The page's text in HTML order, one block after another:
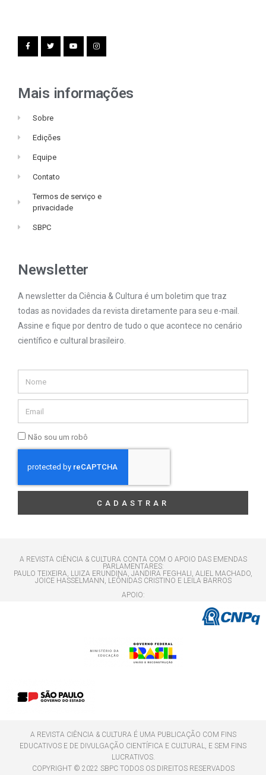
Mais informações
Sobre
Edições
Equipe
Contato
Termos de serviço e
privacidade
SBPC
Newsletter
A newsletter da Ciência & Cultura é um boletim que traz
todas as novidades da revista diretamente para seu e-mail.
Assine e fique por dentro de tudo o que acontece no cenário
científico e cultural brasileiro.
Não sou um robô
CADASTRAR
A REVISTA CIÊNCIA & CULTURA CONTA COM O APOIO DAS EMENDAS
PARLAMENTARES:
PAULO TEIXEIRA, LUIZA ERUNDINA, JANDIRA FEGHALI, ALIEL MACHADO,
JOICE HASSELMANN, LEÔNIDAS CRISTINO E LEILA BARROS
APOIO:
A REVISTA CIÊNCIA & CULTURA É UMA PUBLICAÇÃO COM FINS
EDUCATIVOS E DE DIVULGAÇÃO CIENTÍFICA E CULTURAL, E SEM FINS
LUCRATIVOS.
COPYRIGHT © 2022 SBPC TODOS OS DIREITOS RESERVADOS